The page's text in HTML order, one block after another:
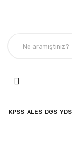
KPSS ALES DGS YDS